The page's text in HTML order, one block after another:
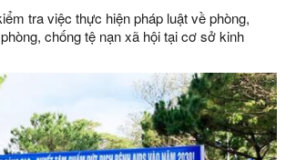
tra việc thực hiện pháp luật về phòng,
chống tệ nạn xã hội tại cơ sở kinh